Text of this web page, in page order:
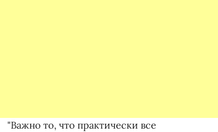
"Важно то, что практически все